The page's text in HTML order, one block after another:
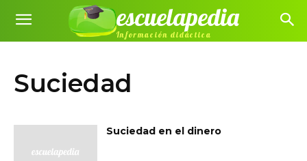
escuelapedia
Información didáctica
Suciedad
Suciedad en el dinero